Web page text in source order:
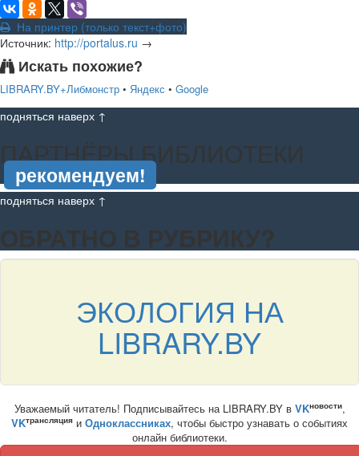
На принтер (только текст+фото)
Источник: http://portalus.ru →
Искать похожие?
LIBRARY.BY+Либмонстр • Яндекс • Google
подняться наверх ↑
ПАРТНЁРЫ БИБЛИОТЕКИ
рекомендуем!
подняться наверх ↑
ОБРАТНО В РУБРИКУ?
ЭКОЛОГИЯ НА
LIBRARY.BY
Уважаемый читатель! Подписывайтесь на LIBRARY.BY в VKновости,
VKтрансляция и Одноклассниках, чтобы быстро узнавать о событиях
онлайн библиотеки.